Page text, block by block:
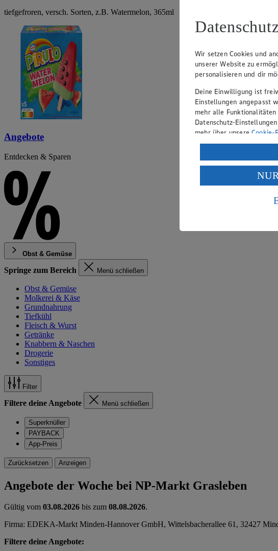
tiefgefroren, versch. Sorten, z.B. Watermelon, 365ml
Angebote
Entdecken & Sparen
Obst & Gemüse
Springe zum Bereich Menü schließen
Obst & Gemüse
Molkerei & Käse
Grundnahrung
Tiefkühl
Fleisch & Wurst
Getränke
Knabbern & Naschen
Drogerie
Sonstiges
Filter
Filtere deine Angebote Menü schließen
Superknüller
PAYBACK
App-Preis
Zurücksetzen Anzeigen
Angebote der Woche bei NP-Markt Grasleben
Gültig vom 03.08.2026 bis zum 08.08.2026.
Firma: EDEKA-Markt Minden-Hannover GmbH, Wittelsbacherallee 61, 32427
Filtere deine Angebote:
Wir setzen Cookies und
unserer Website zu
personalisieren und dir
Deine Einwilligung ist
Einstellungen angepasst
mehr alle
Datenschutz-
mehr über unsereCookie-
Verarbeitung deiner
Wenn du auf
ein, dass deine Daten in
einem nach
Risiko eines Zugriffs